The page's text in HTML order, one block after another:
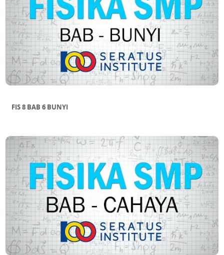
FIS 8 BAB 6 BUNYI